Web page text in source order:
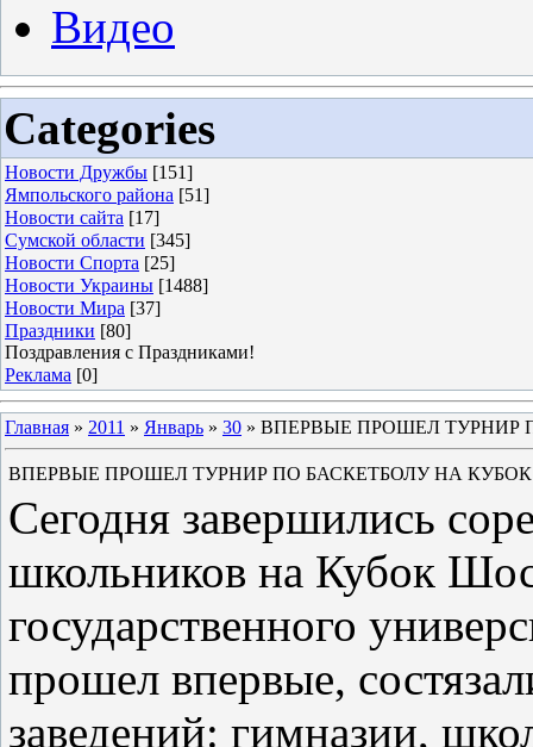
Видео
Categories
Новости Дружбы [151]
Ямпольского района [51]
Новости сайта [17]
Сумской области [345]
Новости Спорта [25]
Новости Украины [1488]
Новости Мира [37]
Праздники [80]
Поздравления с Праздниками!
Реклама [0]
Главная » 2011 » Январь » 30 » ВПЕРВЫЕ ПРОШЕЛ
ВПЕРВЫЕ ПРОШЕЛ ТУРНИР ПО БАСКЕТБОЛУ НА
Сегодня завершились
школьников на Кубок
государственного
прошел впервые,
заведений: гимназии,